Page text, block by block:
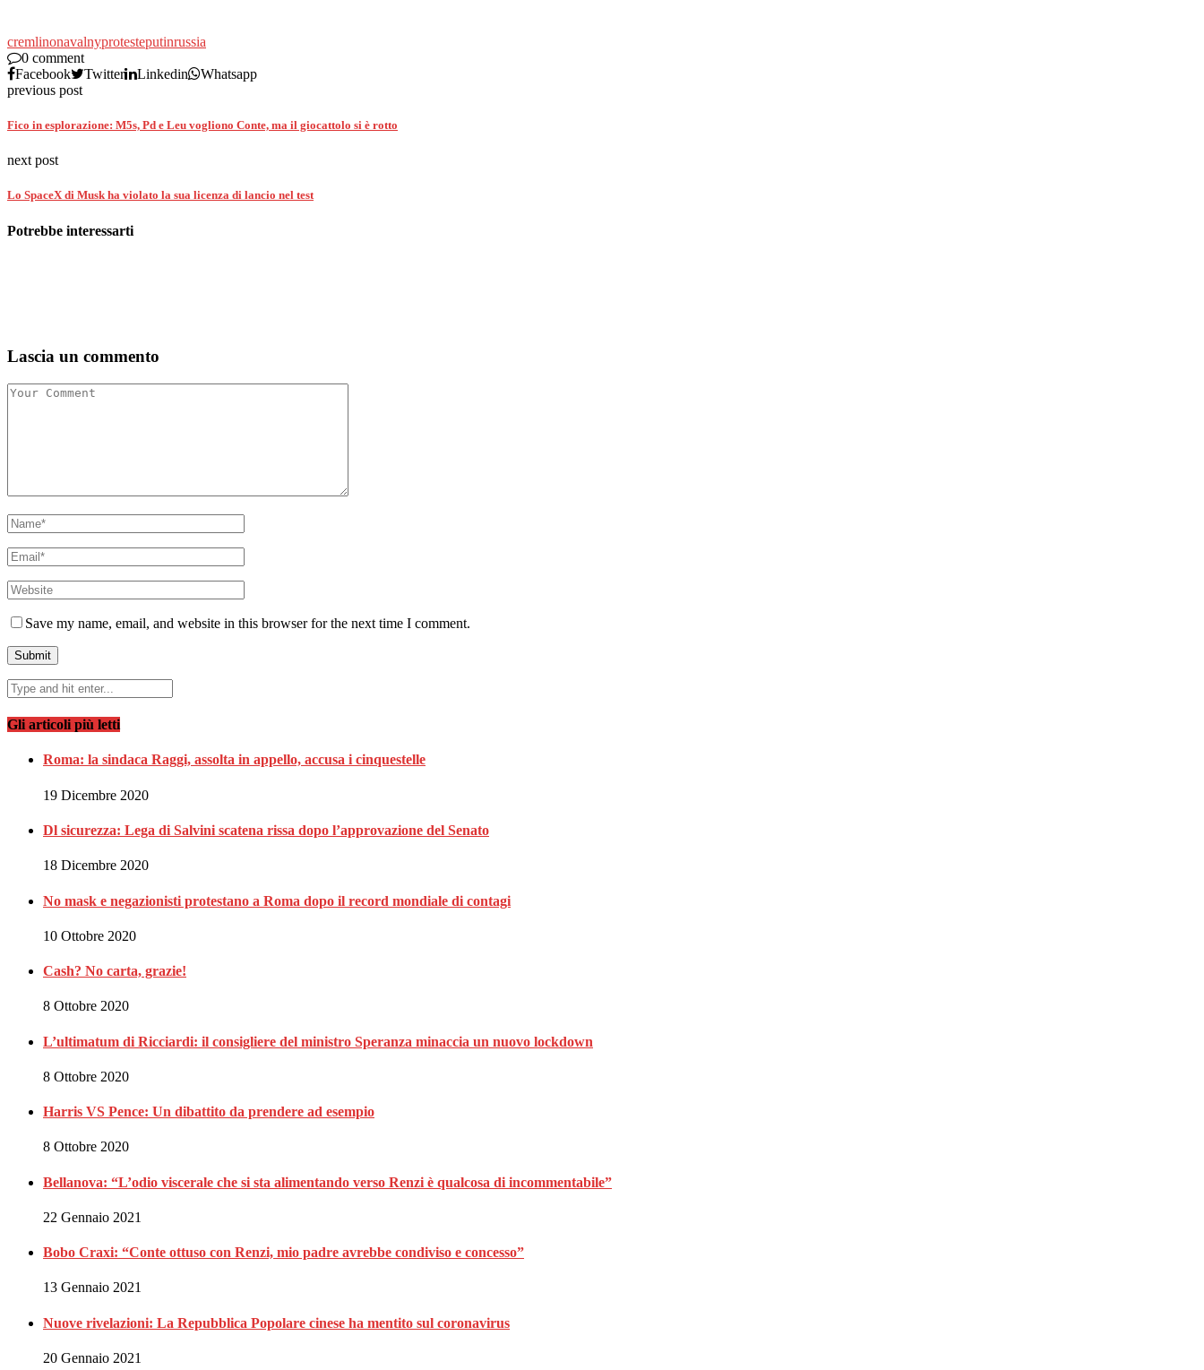
cremlinonavalnyprotesteputinrussia
0 comment
Facebook
Twitter Linkedin
Whatsapp
previous post
Fico in esplorazione: M5s, Pd e Leu vogliono Conte, ma il giocattolo si è rotto
next post
Lo SpaceX di Musk ha violato la sua licenza di lancio nel test
Potrebbe interessarti
Lascia un commento
Save my name, email, and website in this browser for the next time I comment.
Gli articoli più letti
Roma: la sindaca Raggi, assolta in appello, accusa i cinquestelle
19 Dicembre 2020
Dl sicurezza: Lega di Salvini scatena rissa dopo l’approvazione del Senato
18 Dicembre 2020
No mask e negazionisti protestano a Roma dopo il record mondiale di contagi
10 Ottobre 2020
Cash? No carta, grazie!
8 Ottobre 2020
L’ultimatum di Ricciardi: il consigliere del ministro Speranza minaccia un nuovo lockdown
8 Ottobre 2020
Harris VS Pence: Un dibattito da prendere ad esempio
8 Ottobre 2020
Bellanova: “L’odio viscerale che si sta alimentando verso Renzi è qualcosa di incommentabile”
22 Gennaio 2021
Bobo Craxi: “Conte ottuso con Renzi, mio padre avrebbe condiviso e concesso”
13 Gennaio 2021
Nuove rivelazioni: La Repubblica Popolare cinese ha mentito sul coronavirus
20 Gennaio 2021